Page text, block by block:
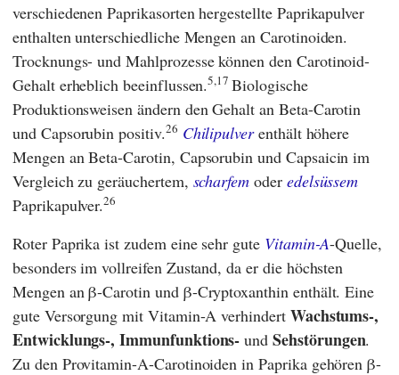
verschiedenen Paprikasorten hergestellte Paprikapulver
enthalten unterschiedliche Mengen an Carotinoiden.
Trocknungs- und Mahlprozesse können den Carotinoid-
Gehalt erheblich beeinflussen.5,17Biologische
Produktionsweisen ändern den Gehalt an Beta-Carotin
und Capsorubin positiv.26 Chilipulverenthält höhere
Mengen an Beta-Carotin, Capsorubin und Capsaicin im
Vergleich zu geräuchertem, scharfem oder edelsüssem
Paprikapulver.26
Roter Paprika ist zudem eine sehr gute Vitamin-A-Quelle,
besonders im vollreifen Zustand, da er die höchsten
Mengen an β-Carotin und β-Cryptoxanthin enthält. Eine
gute Versorgung mit Vitamin-A verhindert Wachstums-,
Entwicklungs-, Immunfunktions-und Sehstörungen.
Zu den Provitamin-A-Carotinoiden in Paprika gehören β-